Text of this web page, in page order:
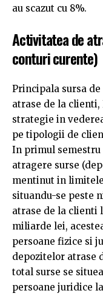
au scazut cu 8%.
Activitatea de
conturi curente)
Principala sursa
atrase de la clienti,
strategie in
pe tipologii de
In primul semestru
atragere surse
mentinut in
situandu-se peste
atrase de la clienti
miliarde lei,
persoane fizice si
depozitelor atrase
total surse se
persoane juridice